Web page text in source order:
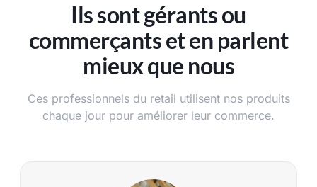
Ils sont gérants ou
commerçants et en parlent
mieux que nous
Ces professionnels du retail utilisent nos produits
chaque jour pour améliorer leur commerce.